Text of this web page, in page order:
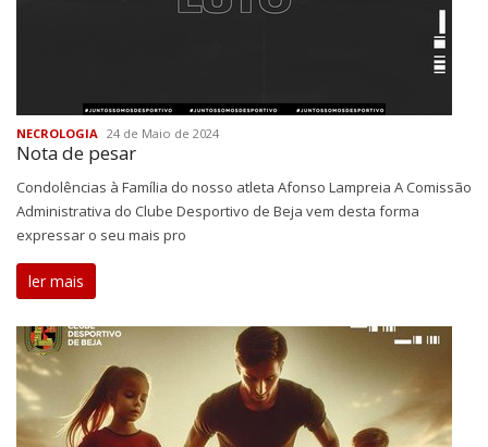
NECROLOGIA 24 de Maio de 2024
Nota de pesar
Condolências à Família do nosso atleta Afonso Lampreia A Comissão
Administrativa do Clube Desportivo de Beja vem desta forma
expressar o seu mais pro
ler mais